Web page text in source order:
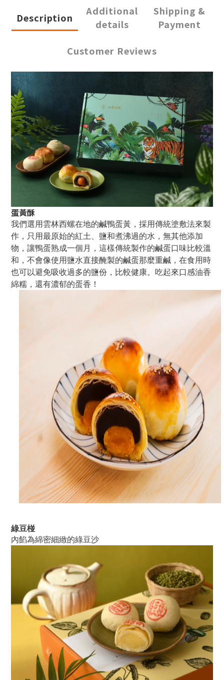
Description
Additional
details
Shipping &
Payment
Customer Reviews
蛋黃酥
我們選用雲林西螺在地的鹹鴨蛋黃，採用傳統塗敷法來製
作，只用最原始的紅土、鹽和煮沸過的水，無其他添加
物，讓鴨蛋熟成一個月，這樣傳統製作的鹹蛋口味比較溫
和，不會像使用鹽水直接醃製的鹹蛋那麼重鹹，在食用時
也可以避免吸收過多的鹽份，比較健康。吃起來口感油香
綿糯，還有濃郁的蛋香！
綠豆椪
內餡為綿密細緻的綠豆沙